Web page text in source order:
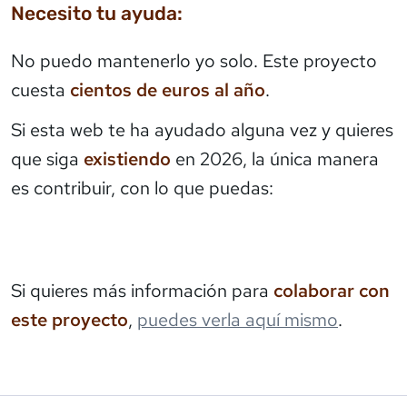
Necesito tu ayuda:
No puedo mantenerlo yo solo. Este proyecto
cuesta cientos de euros al año.
Si esta web te ha ayudado alguna vez y quieres
que siga existiendo en 2026, la única manera
es contribuir, con lo que puedas:
Si quieres más información para colaborar con
este proyecto, puedes verla aquí mismo.